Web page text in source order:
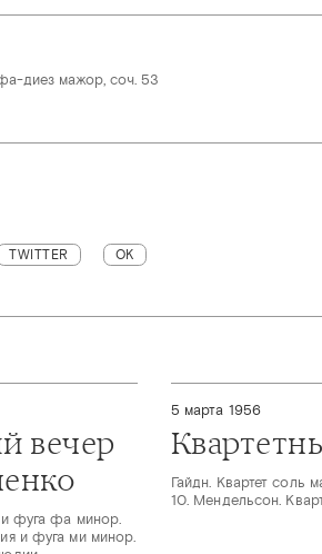
диез мажор, соч. 53
TWITTER OK
5 марта 1956
Гайдн. Квартет соль
10. Мендельсон.
вечер
и фуга фа минор.
и фуга ми минор.